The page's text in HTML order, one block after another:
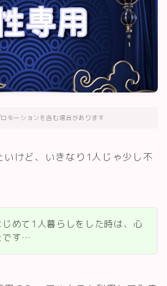
モーションを含む場合があります
けど、いきなり1人じゃ少し不
めて1人暮らしをした時は、心
です…